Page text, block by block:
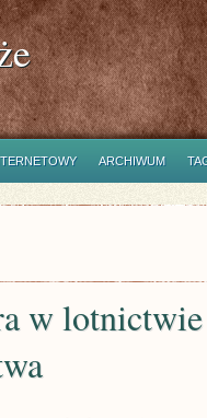
ARCHIWUM
w